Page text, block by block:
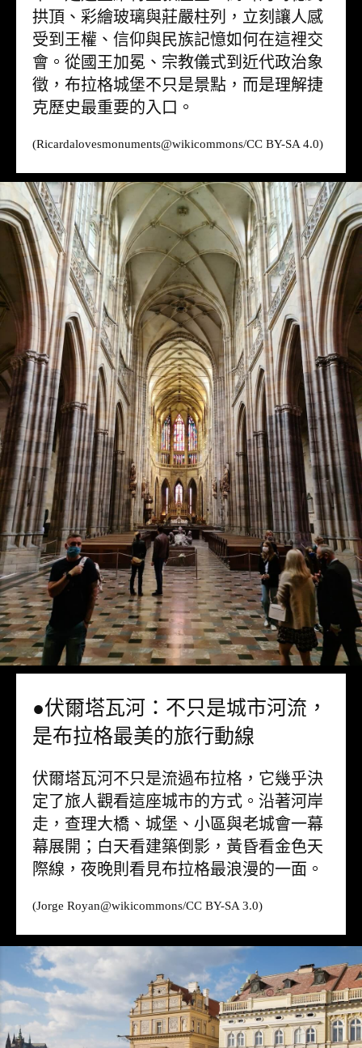
拱頂、彩繪玻璃與莊嚴柱列，立刻讓人感
受到王權、信仰與民族記憶如何在這裡交
會。從國王加冕、宗教儀式到近代政治象
徵，布拉格城堡不只是景點，而是理解捷
克歷史最重要的入口。
(Ricardalovesmonuments@wikicommons/CC BY-SA 4.0)
●伏爾塔瓦河：不只是城市河流，
是布拉格最美的旅行動線
伏爾塔瓦河不只是流過布拉格，它幾乎決
定了旅人觀看這座城市的方式。沿著河岸
走，查理大橋、城堡、小區與老城會一幕
幕展開；白天看建築倒影，黃昏看金色天
際線，夜晚則看見布拉格最浪漫的一面。
(Jorge Royan@wikicommons/CC BY-SA 3.0)